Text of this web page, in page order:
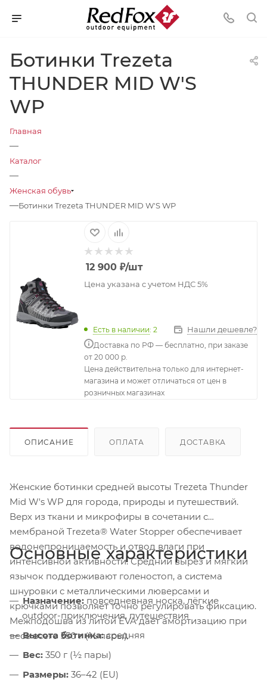
Ботинки Trezeta
THUNDER MID W'S
WP
Главная
—
Каталог
—
Женская обувь
—Ботинки Trezeta THUNDER MID W'S WP
12 900 ₽/шт
Цена указана с учетом НДС 5%
Есть в наличии: 2 Нашли дешевле?
Доставка по РФ — бесплатно, при заказе
от 20 000 р.
Цена действительна только для интернет-
магазина и может отличаться от цен в
розничных магазинах
ОПИСАНИЕ ОПЛАТА ДОСТАВКА
Женские ботинки средней высоты Trezeta Thunder
Mid W's WP для города, природы и путешествий.
Верх из ткани и микрофиры в сочетании с
мембраной Trezeta® Water Stopper обеспечивает
водонепроницаемость и отвод влаги при
интенсивной активности. Средний вырез и мягкий
язычок поддерживают голеностоп, а система
шнуровки с металлическими люверсами и
крючками позволяет точно регулировать фиксацию.
Межподошва из литой EVA даёт амортизацию при
весе всего 350 г (½ пары).
Основные характеристики
Назначение: повседневная носка, лёгкие
outdoor-приключения, путешествия
Высота ботинка:средняя
Вес: 350 г (½ пары)
Размеры: 36–42 (EU)